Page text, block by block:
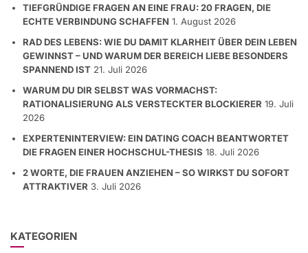
TIEFGRÜNDIGE FRAGEN AN EINE FRAU: 20 FRAGEN, DIE
ECHTE VERBINDUNG SCHAFFEN 1. August 2026
RAD DES LEBENS: WIE DU DAMIT KLARHEIT ÜBER DEIN LEBEN
GEWINNST – UND WARUM DER BEREICH LIEBE BESONDERS
SPANNEND IST 21. Juli 2026
WARUM DU DIR SELBST WAS VORMACHST:
RATIONALISIERUNG ALS VERSTECKTER BLOCKIERER 19. Juli
2026
EXPERTENINTERVIEW: EIN DATING COACH BEANTWORTET
DIE FRAGEN EINER HOCHSCHUL-THESIS 18. Juli 2026
2 WORTE, DIE FRAUEN ANZIEHEN – SO WIRKST DU SOFORT
ATTRAKTIVER 3. Juli 2026
KATEGORIEN